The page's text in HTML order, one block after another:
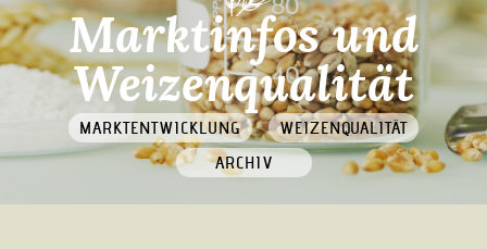
Marktinfos und
Weizenqualität
MARKTENTWICKLUNG
WEIZENQUALITÄT
ARCHIV